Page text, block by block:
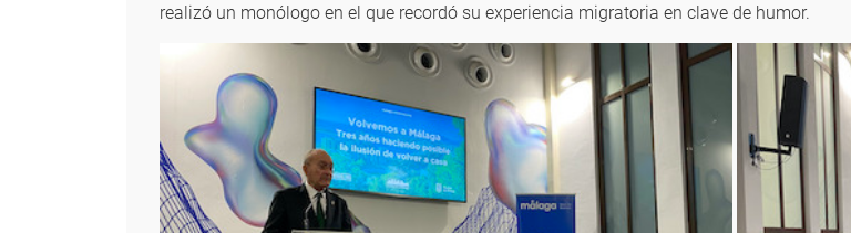
realizó un monólogo en el que recordó su experiencia migratoria en clave de humor.